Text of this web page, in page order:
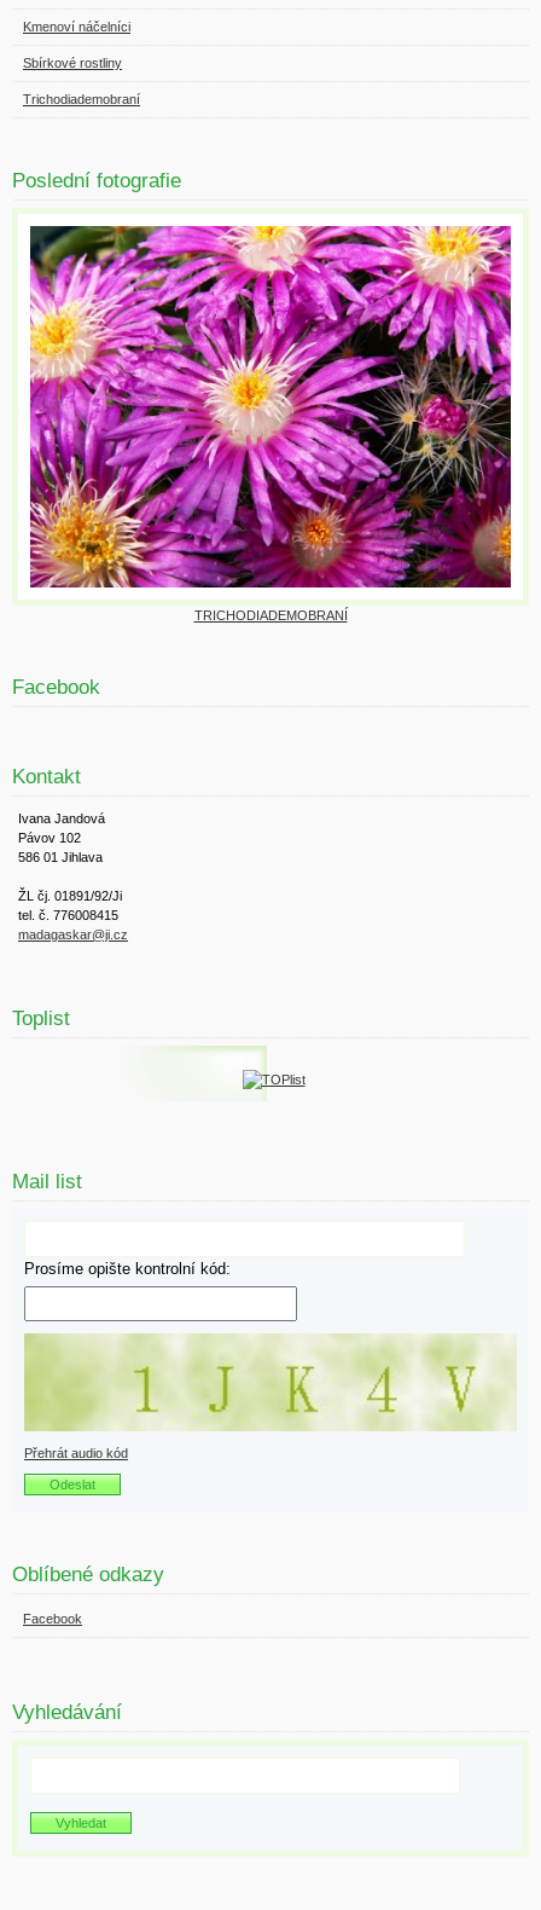
Kmenoví náčelníci
Sbírkové rostliny
Trichodiademobraní
Poslední fotografie
TRICHODIADEMOBRANÍ
Facebook
Kontakt
Ivana Jandová
Pávov 102
586 01 Jihlava
ŽL čj. 01891/92/Ji
tel. č. 776008415
madagaskar@ji.cz
Toplist
Mail list
Prosíme opište kontrolní kód:
Přehrát audio kód
Oblíbené odkazy
Facebook
Vyhledávání